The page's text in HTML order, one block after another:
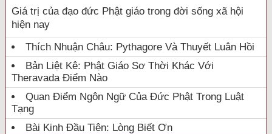
Giá trị của đạo đức Phật giáo trong đời sống xã hội
hiện nay
Thích Nhuận Châu: Pythagore Và Thuyết Luân Hồi
Bản Liệt Kê: Phật Giáo Sơ Thời Khác Với
Theravada Điểm Nào
Quan Điểm Ngôn Ngữ Của Đức Phật Trong Luật
Tạng
Bài Kinh Đầu Tiên: Lòng Biết Ơn